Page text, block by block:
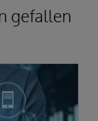
gefallen